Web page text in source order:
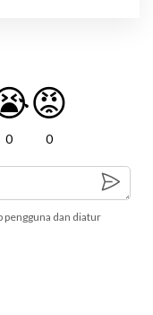
0
😡
0
pengguna dan diatur